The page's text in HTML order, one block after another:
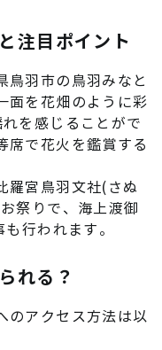
注目ポイント
鳥羽市の鳥羽みなと
面を花畑のように彩
を感じることがで
席で花火を鑑賞する
羅宮鳥羽文社(さぬ
祭りで、海上渡御
行われます。
れる？
のアクセス方法は以